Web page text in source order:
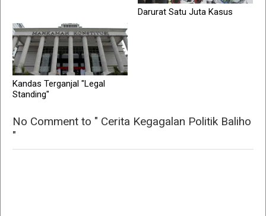
Darurat Satu Juta Kasus
Kandas Terganjal "Legal
Standing"
No Comment to " Cerita Kegagalan Politik Baliho
"